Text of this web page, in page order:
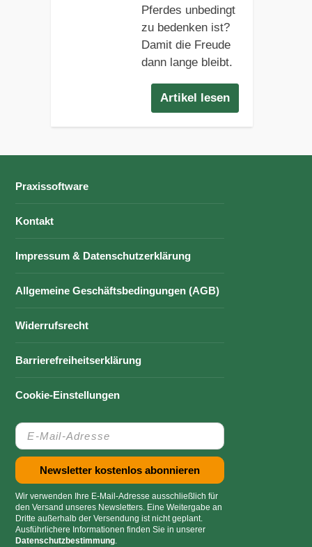
Pferdes unbedingt
zu bedenken ist?
Damit die Freude
dann lange bleibt.
Artikel lesen
Praxissoftware
Kontakt
Impressum & Datenschutzerklärung
Allgemeine Geschäftsbedingungen (AGB)
Widerrufsrecht
Barrierefreiheitserklärung
Cookie-Einstellungen
Wir verwenden Ihre E-Mail-Adresse ausschließlich für
den Versand unseres Newsletters. Eine Weitergabe an
Dritte außerhalb der Versendung ist nicht geplant.
Ausführlichere Informationen finden Sie in unserer
Datenschutzbestimmung.